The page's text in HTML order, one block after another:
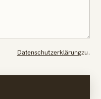
Datenschutzerklärungzu.